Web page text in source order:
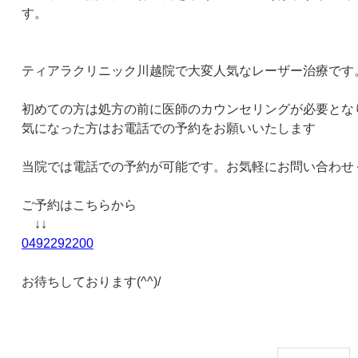
す。
ティアラクリニック川越院で大変人気なレーザー治療です
初めての方は処方の前に医師のカウンセリングが必要とな
気になった方はお電話での予約をお願いいたします
当院では電話での予約が可能です。お気軽にお問い合わせ
ご予約はこちらから
↓↓
0492292200
お待ちしております(^^)/